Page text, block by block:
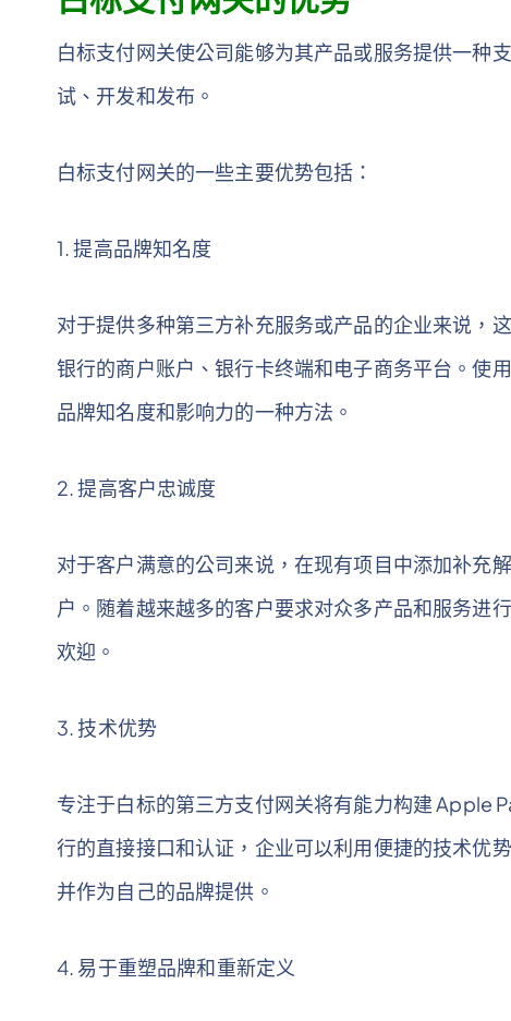
白标支付网关使公司能够为其产品或服务提供一种
试、开发和发布。
白标支付网关的一些主要优势包括：
1. 提高品牌知名度
对于提供多种第三方补充服务或产品的企业来说，
银行的商户账户、银行卡终端和电子商务平台。使
品牌知名度和影响力的一种方法。
2. 提高客户忠诚度
对于客户满意的公司来说，在现有项目中添加补充
户。随着越来越多的客户要求对众多产品和服务进
欢迎。
3. 技术优势
专注于白标的第三方支付网关将有能力构建 Apple
行的直接接口和认证，企业可以利用便捷的技术优
并作为自己的品牌提供。
4. 易于重塑品牌和重新定义